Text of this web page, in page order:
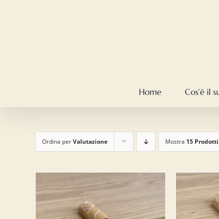
Home Cos’è il
Ordina perValutazione Mostra 15 Prodotti